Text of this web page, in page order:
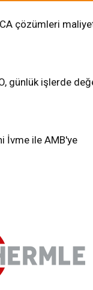
çözümleri maliyet
günlük işlerde
İvme ile AMB'ye